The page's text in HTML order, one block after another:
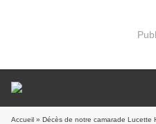
Accueil » Décès de notre camarade Lucette